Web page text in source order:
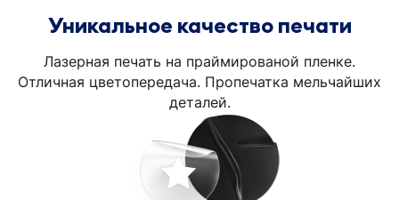
Уникальное качество печати
Лазерная печать на праймированой пленке.
Отличная цветопередача. Пропечатка мельчайших
деталей.